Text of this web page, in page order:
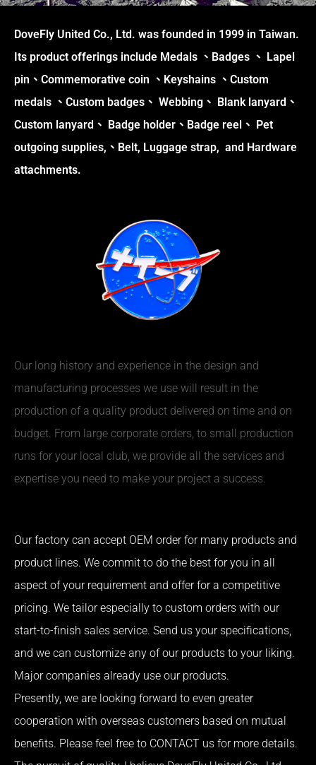
DoveFly United Co., Ltd. was founded in 1999 in Taiwan.
Its product offerings include Medals 、Badges 、 Lapel
pin、Commemorative coin 、Keyshains 、Custom
medals 、Custom badges、 Webbing、 Blank lanyard、
Custom lanyard、 Badge holder、Badge reel、 Pet
outgoing supplies,、Belt, Luggage strap, and Hardware
attachments.
Our long history and experience in the design and
manufacturing processes we use will result in the
production of a quality product delivered on time and on
budget. From large corporate orders, to small production
runs for your local club, we provide all the services and
expertise you need to make your project a success.
Our factory can accept OEM order for many products and
product lines. We commit to do the best for you in all
aspect of your requirement and offer for a competitive
pricing. We tailor especially to custom orders with our
start-to-finish sales service. Send us your specifications,
and we can customize any of our products to your liking.
Major companies already use our products.
Presently, we are looking forward to even greater
cooperation with overseas customers based on mutual
benefits. Please feel free to CONTACT us for more details.